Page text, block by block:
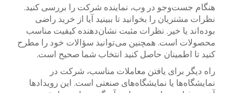
هنگام جست‌وجو در وب، نماینده شرکت را بررسی کنید.
نظرات مشتریان را بخوانید تا ببینید آیا از خرید راضی
بوده‌اند یا خیر. نظرات مثبت نشان‌دهنده کیفیت مناسب
محصولات است. همچنین می‌توانید سؤالات خود را مطرح
کنید تا اطمینان حاصل کنید انتخاب شما صحیح است.
راه دیگر برای یافتن معاملات مناسب، شرکت در
نمایشگاه‌ها یا نمایشگاه‌های صنعتی است. این رویدادها